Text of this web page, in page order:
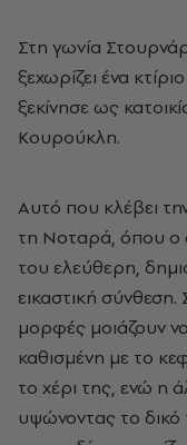
Στη γωνία
ξεχωρίζει ένα
ξεκίνησε ως
Κουρούκλη.
Αυτό που κλέβει
τη Νοταρά, όπου ο
του ελεύθερη,
εικαστική σύνθεση.
μορφές μοιάζουν
καθισμένη με το
το χέρι της, ενώ η
υψώνοντας το δικό